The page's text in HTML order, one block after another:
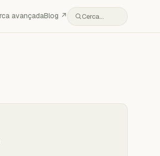
avançadaBlog ↗ Cerca…